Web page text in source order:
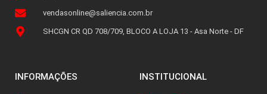
vendasonline@saliencia.com.br
SHCGN CR QD 708/709, BLOCO A LOJA 13 - Asa Norte - DF
INFORMAÇÕES INSTITUCIONAL